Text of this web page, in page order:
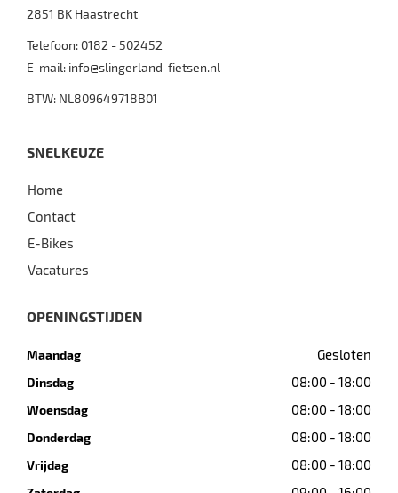
2851 BK Haastrecht
Telefoon: 0182 - 502452
E-mail: info@slingerland-fietsen.nl
BTW: NL809649718B01
SNELKEUZE
Home
Contact
E-Bikes
Vacatures
OPENINGSTIJDEN
Maandag Gesloten
Dinsdag 08:00 - 18:00
Woensdag 08:00 - 18:00
Donderdag 08:00 - 18:00
Vrijdag 08:00 - 18:00